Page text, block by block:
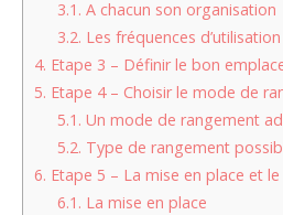
3.1. A chacun son organisation
3.2. Les fréquences d’utilisation
4. Etape 3 – Définir le bon
5. Etape 4 – Choisir le mode de
5.1. Un mode de rangement
5.2. Type de rangement
6. Etape 5 – La mise en place et
6.1. La mise en place